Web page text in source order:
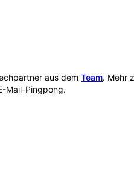
aus dem Team. Mehr
Mail-Pingpong.